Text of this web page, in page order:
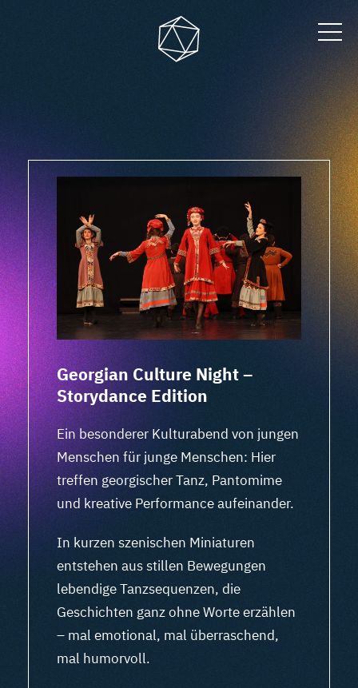
Georgian Culture Night –
Storydance Edition
Ein besonderer Kulturabend von jungen
Menschen für junge Menschen: Hier
treffen georgischer Tanz, Pantomime
und kreative Performance aufeinander.
In kurzen szenischen Miniaturen
entstehen aus stillen Bewegungen
lebendige Tanzsequenzen, die
Geschichten ganz ohne Worte erzählen
– mal emotional, mal überraschend,
mal humorvoll.